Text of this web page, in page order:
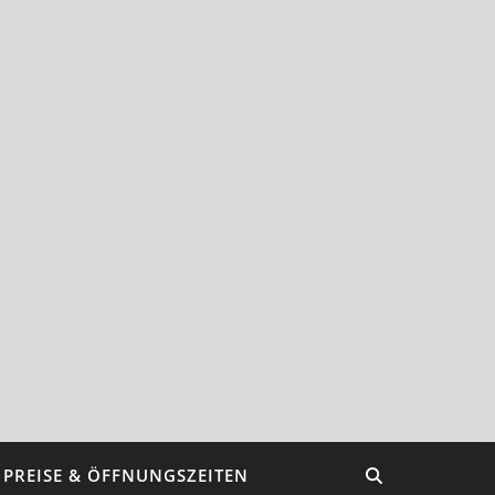
PREISE & ÖFFNUNGSZEITEN